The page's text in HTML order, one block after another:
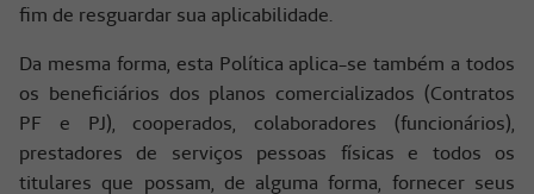
fim de resguardar sua aplicabilidade.
Da mesma forma, esta Política aplica-se também a todos
os beneficiários dos planos comercializados (Contratos
PF e PJ), cooperados, colaboradores (funcionários),
prestadores de serviços pessoas físicas e todos os
titulares que possam, de alguma forma, fornecer seus